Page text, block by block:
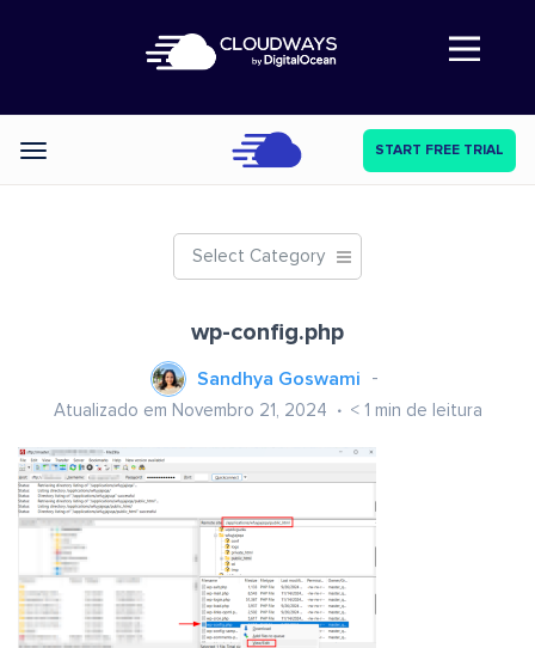
Abre a navegação
Categories START FREE TRIAL
Select Category
wp-config.php
Sandhya Goswami
Atualizado em Novembro 21, 2024 < 1 min de leitura